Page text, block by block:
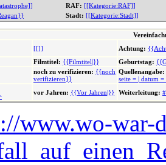
RAF: [[Kategorie:RAF]]
Stadt: [[Kategorie:Stadt]]
[[]] Achtung:
Filmtitel: {{Filmtitel|}} Geburtstag:
noch zu verifizieren: {{noch
verifizieren}}
Quellenangabe:
seite = | datum
vor Jahren: {{Vor Jahren|}} Weiterleitung:
www.wo-war-